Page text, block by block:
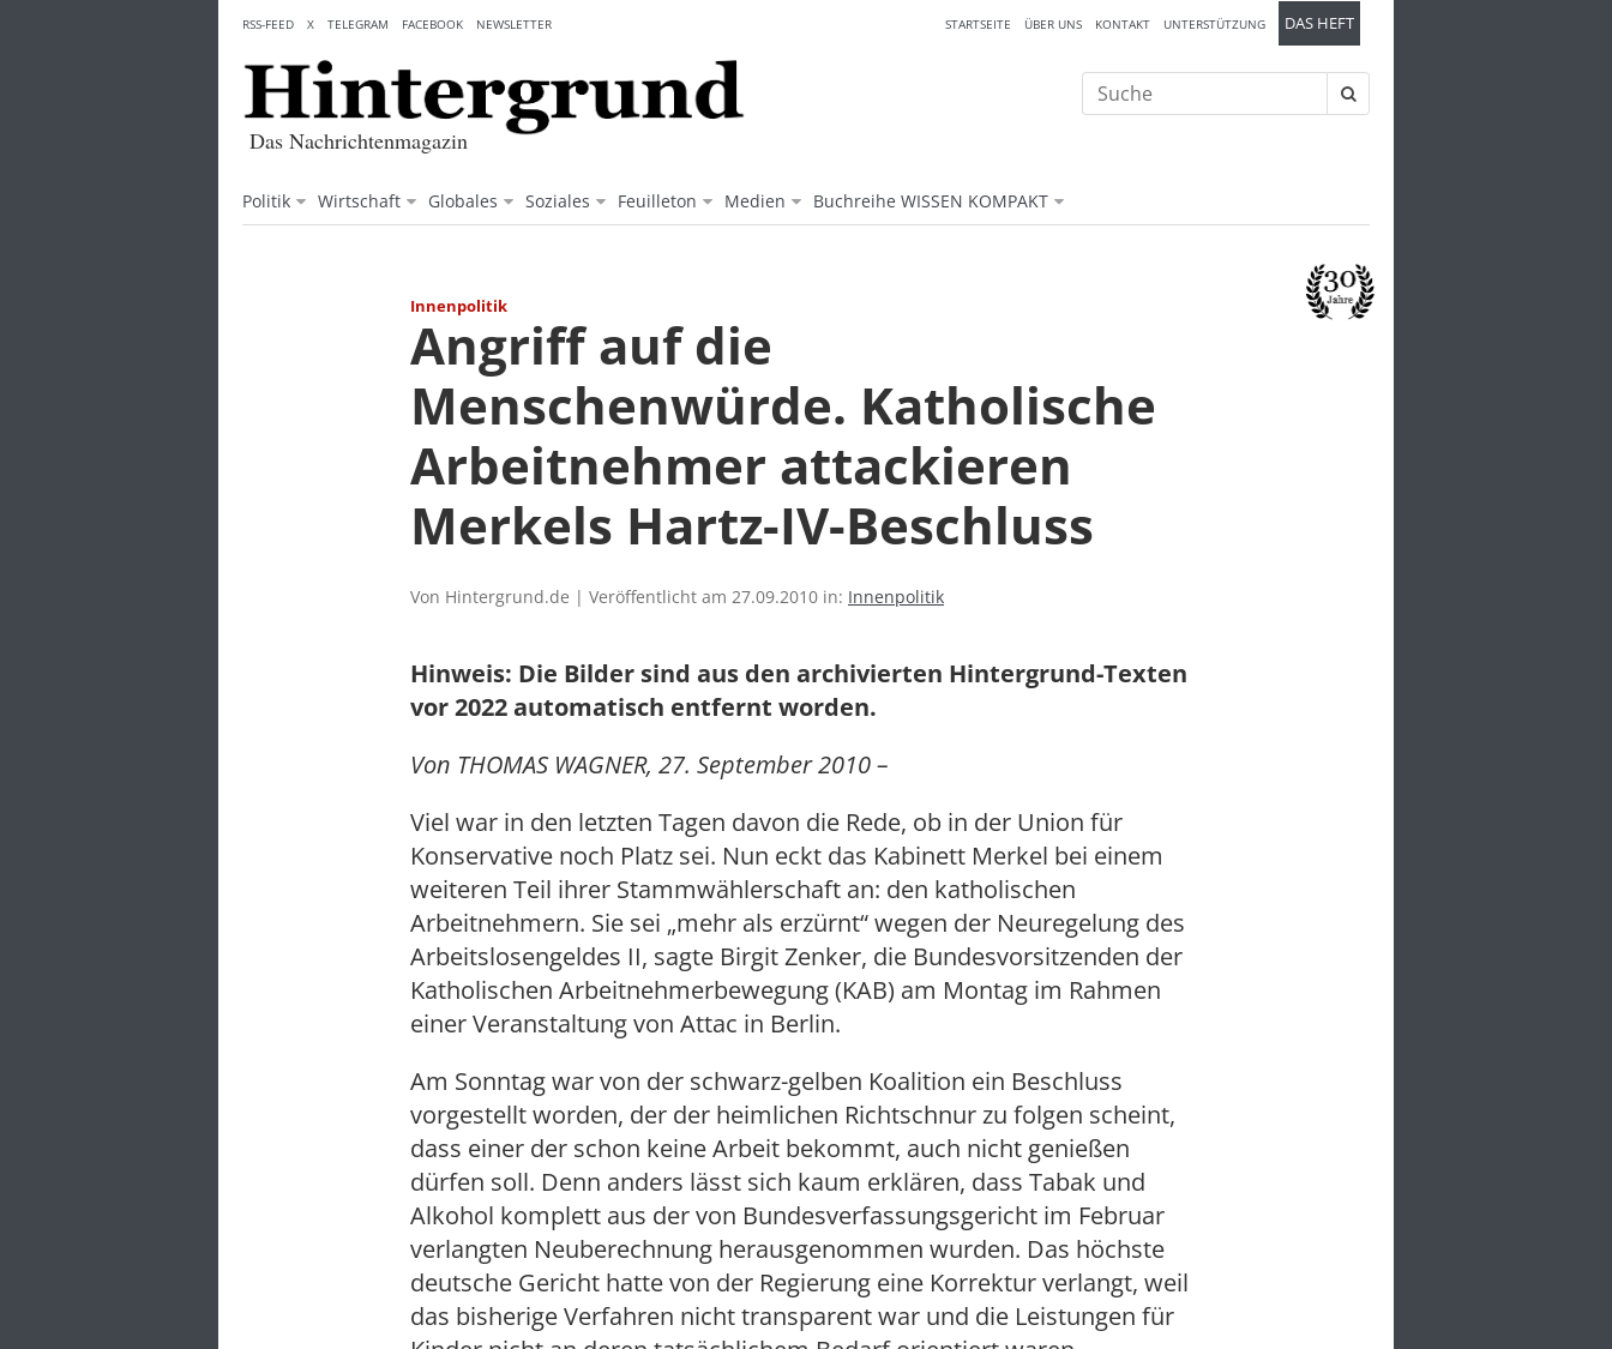
content
Das Nachrichtenmagazin
Politik Wirtschaft Globales Soziales Feuilleton Medien Buchreihe WISSEN KOMPAKT
STARTSEITE ÜBER UNS KONTAKT UNTERSTÜTZUNG DAS HEFT
RSS-FEED X TELEGRAM FACEBOOK NEWSLETTER
Suche
nach:
Innenpolitik
Angriff auf die
Menschenwürde. Katholische
Arbeitnehmer attackieren
Merkels Hartz-IV-Beschluss
Von Hintergrund.de | Veröffentlicht am 27.09.2010 in: Innenpolitik
Hinweis: Die Bilder sind aus den archivierten Hintergrund-Texten
vor 2022 automatisch entfernt worden.
Von THOMAS WAGNER, 27. September 2010 –
Viel war in den letzten Tagen davon die Rede, ob in der Union für
Konservative noch Platz sei. Nun eckt das Kabinett Merkel bei einem
weiteren Teil ihrer Stammwählerschaft an: den katholischen
Arbeitnehmern. Sie sei „mehr als erzürnt“ wegen der Neuregelung des
Arbeitslosengeldes II, sagte Birgit Zenker, die Bundesvorsitzenden der
Katholischen Arbeitnehmerbewegung (KAB) am Montag im Rahmen
einer Veranstaltung von Attac in Berlin.
Am Sonntag war von der schwarz-gelben Koalition ein Beschluss
vorgestellt worden, der der heimlichen Richtschnur zu folgen scheint,
dass einer der schon keine Arbeit bekommt, auch nicht genießen
dürfen soll. Denn anders lässt sich kaum erklären, dass Tabak und
Alkohol komplett aus der von Bundesverfassungsgericht im Februar
verlangten Neuberechnung herausgenommen wurden. Das höchste
deutsche Gericht hatte von der Regierung eine Korrektur verlangt, weil
das bisherige Verfahren nicht transparent war und die Leistungen für